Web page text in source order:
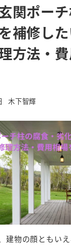
関ポー
補修した
方法・
著
木下智輝
建物の顔ともい